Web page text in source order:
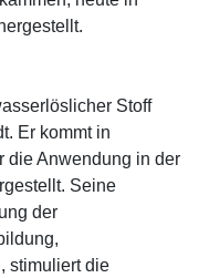
Stoff
Er kommt in
die Anwendung in der
Seine
der
stimuliert die